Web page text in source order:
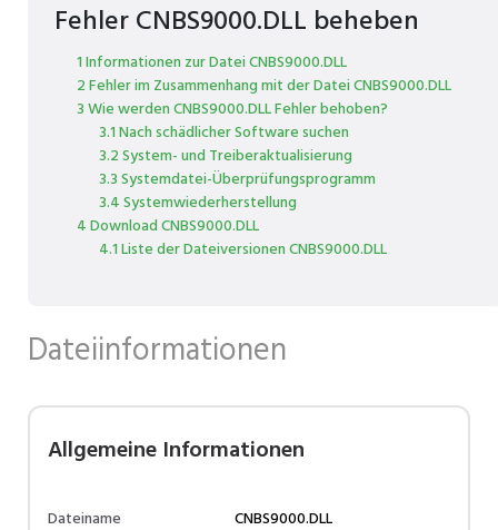
Fehler CNBS9000.DLL beheben
1 Informationen zur Datei CNBS9000.DLL
2 Fehler im Zusammenhang mit der Datei CNBS9000.DLL
3 Wie werden CNBS9000.DLL Fehler behoben?
3.1 Nach schädlicher Software suchen
3.2 System- und Treiberaktualisierung
3.3 Systemdatei-Überprüfungsprogramm
3.4 Systemwiederherstellung
4 Download CNBS9000.DLL
4.1 Liste der Dateiversionen CNBS9000.DLL
Dateiinformationen
Allgemeine Informationen
Dateiname
CNBS9000.DLL